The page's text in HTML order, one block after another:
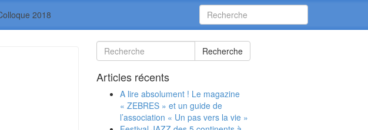
2018
Recherche
Articles récents
A lire absolument ! Le magazine
« ZEBRES » et un guide de
l’association « Un pas vers la vie »